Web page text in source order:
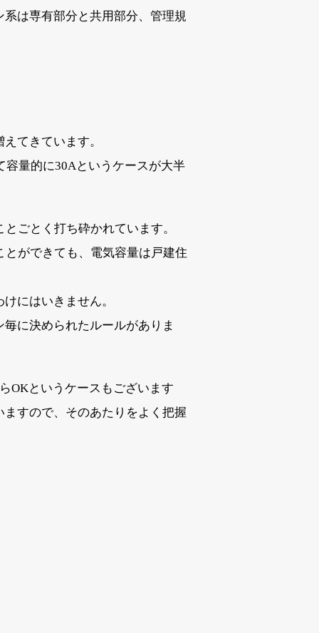
は専有部分と共用部分、管理規
てきています。
容量的に30Aというケースが大半
ごとく打ち砕かれています。
ができても、電気容量は戸建住
にはいきません。
に決められたルールがありま
OKというケースもございます
すので、そのあたりをよく把握